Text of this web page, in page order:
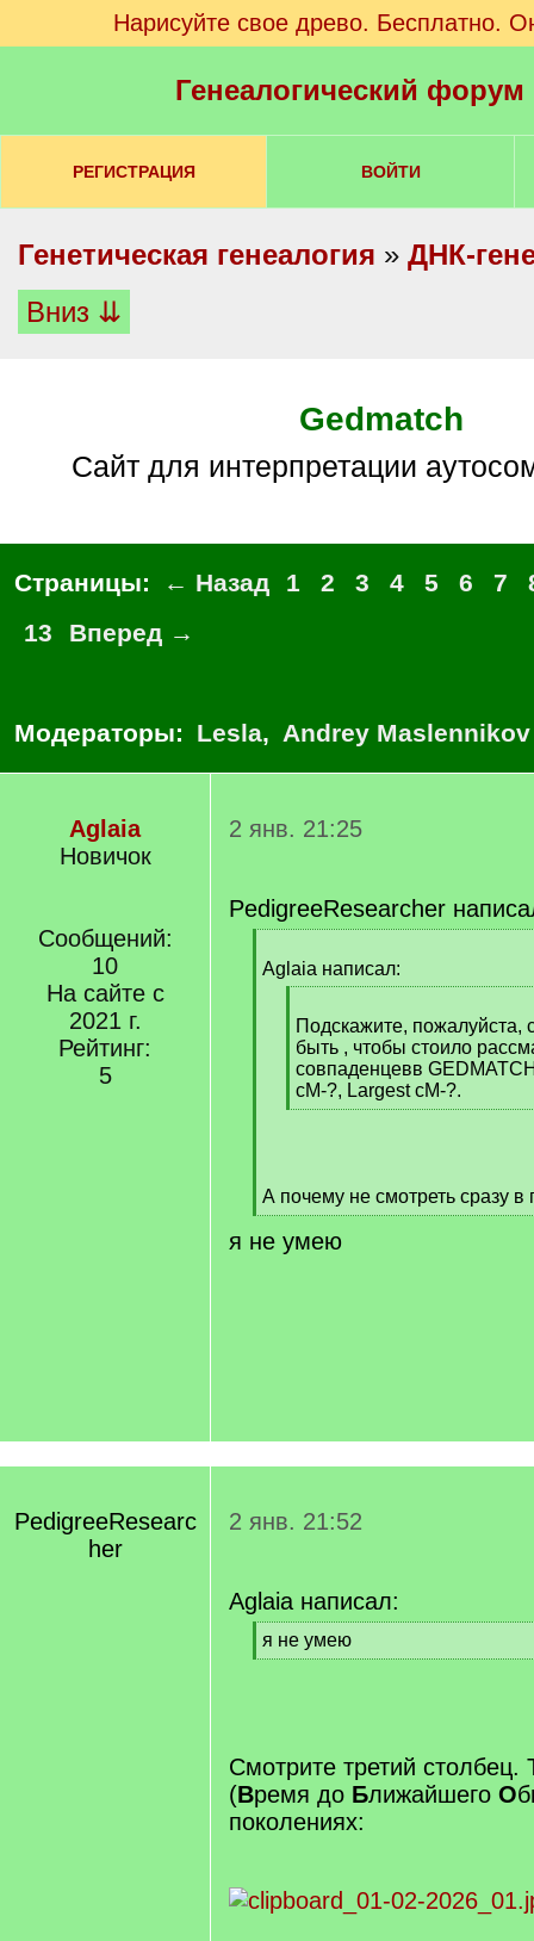
Нарисуйте свое древо. Бесплатно.
Генеалогический
РЕГИСТРАЦИЯ ВОЙТИ
Генетическая генеалогия » ДНК-
Вниз ⇊
Gedmatch
сайт для интерпретации
Страницы: ← Назад 1 2 3 4 5 6 7
13
Вперед →
Модераторы: Lesla, Andrey Maslennikov
Aglaia
Новичок
Сообщений:
10
На сайте с
2021 г.
Рейтинг:
5
2 янв. 21:25
PedigreeResearcher
q
Aglaia написал:
q
]
Подскажите, пожалуйста,
быть , чтобы стоило
совпаденцевв
cM-?, Largest cM-?.
[
А почему не смотреть сразу в
[
/
я не умею
PedigreeResearc
her
2 янв. 21:52
Aglaia написал:
[
q
я не умею
[
Смотрите третий
(Время до Ближайшего О
поколениях: